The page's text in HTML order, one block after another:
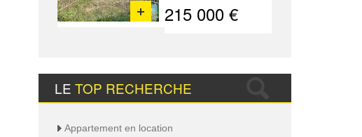
215 000 €
LETOP RECHERCHE
Appartement en location